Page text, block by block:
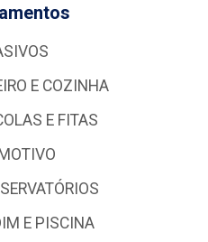
E COZINHA
E FITAS
E PISCINA